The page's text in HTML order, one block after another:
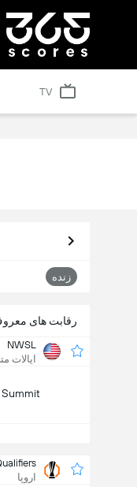
TV
زنده
رقابت های
NWSL
ایالات
اروپا